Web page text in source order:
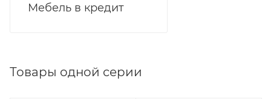
Мебель в кредит
Товары одной серии